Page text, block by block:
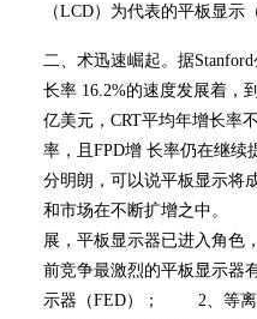
（LCD）为代表的平板显示
二、 术迅速崛起。据Stanford
长率 16.2%的速度发展着，到
亿美元， CRT平均年增长率
率，且 FPD增 长率仍在继续
分明朗，可以说平板显示将
和市场在不断扩增之中。
展，平板显示器已进入角色
前竞争最激烈的平板显示
示器（FED）； 2 、等